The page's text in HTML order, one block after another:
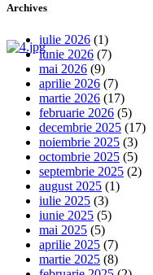
Archives
iulie 2026 (1)
iunie 2026 (7)
mai 2026 (9)
aprilie 2026 (7)
martie 2026 (17)
februarie 2026 (5)
decembrie 2025 (17)
noiembrie 2025 (3)
octombrie 2025 (5)
septembrie 2025 (2)
august 2025 (1)
iulie 2025 (3)
iunie 2025 (5)
mai 2025 (5)
aprilie 2025 (7)
martie 2025 (8)